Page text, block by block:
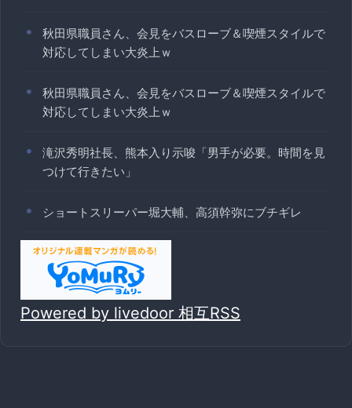
秋田県職員さん、会見をバスローブ＆喫煙スタイルで
対応してしまい大炎上ｗ
秋田県職員さん、会見をバスローブ＆喫煙スタイルで
対応してしまい大炎上ｗ
滝沢秀明社長、熊本入り示唆「男手が必要。時間を見
つけて行きたい」
ショートスリーパー堀大輔、高須幹弥にブチギレ
Powered by livedoor 相互RSS